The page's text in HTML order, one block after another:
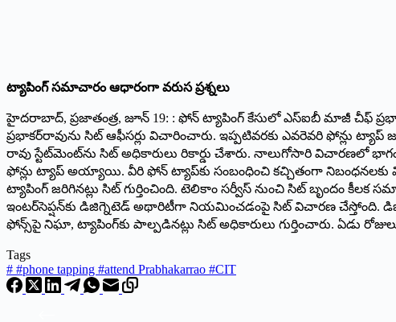
ట్యాపింగ్‌ సమాచారం ఆధారంగా వరుస ప్రశ్నలు
హైదరాబాద్‌,‌ ప్రజాతంత్ర, జూన్‌ 19: ‌: ఫోన్‌ ట్యాపింగ్‌ కేసులో ఎస్‌ఐబీ మాజీ చీఫ్‌
ప్రభాకర్‌రావును సిట్‌ ఆఫీసర్లు విచారించారు. ఇప్పటివరకు ఎవరెవరి ఫోన్లు
రావు స్టేట్‌మెంట్‌ను సిట్‌ అధికారులు రికార్డు చేశారు. నాలుగోసారి విచారణలో
ఫోన్లు ట్యాప్‌ అయ్యాయి. వీరి ఫోన్‌ ట్యాప్‌కు సంబంధించి కచ్చితంగా నిబంధనలకు
ట్యాపింగ్‌ జరిగినట్లు సిట్‌ గుర్తించింది. టెలికాం సర్వీస్‌ నుంచి సిట్‌ బృందం
ఇంటర్‌సెప్షన్‌కు డిజిగ్నెటెడ్‌ అథారిటీగా నియమించడంపై సిట్‌ విచారణ చేస్తోంది.
ఫోన్స్‌పై నిఘా, ట్యాపింగ్‌కు పాల్పడినట్లు సిట్‌ అధికారులు గుర్తించారు. ఏడు
Tags
# #phone tapping #attend Prabhakarrao #CIT